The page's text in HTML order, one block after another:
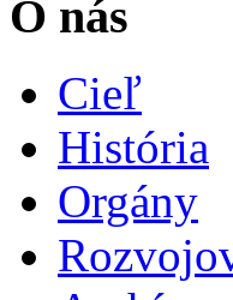
O nás
Cieľ
História
Orgány